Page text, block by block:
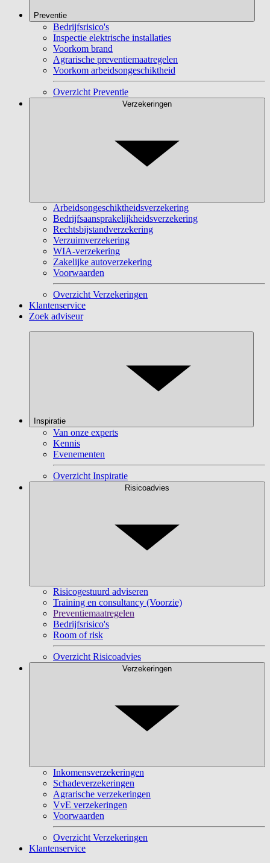
Preventie
Bedrijfsrisico's
Inspectie elektrische installaties
Voorkom brand
Agrarische preventiemaatregelen
Voorkom arbeidsongeschiktheid
Overzicht Preventie
Verzekeringen
Arbeidsongeschiktheidsverzekering
Bedrijfsaansprakelijkheidsverzekering
Rechtsbijstandverzekering
Verzuimverzekering
WIA-verzekering
Zakelijke autoverzekering
Voorwaarden
Overzicht Verzekeringen
Klantenservice
Zoek adviseur
Inspiratie
Van onze experts
Kennis
Evenementen
Overzicht Inspiratie
Risicoadvies
Risicogestuurd adviseren
Training en consultancy (Voorzie)
Preventiemaatregelen
Bedrijfsrisico's
Room of risk
Overzicht Risicoadvies
Verzekeringen
Inkomensverzekeringen
Schadeverzekeringen
Agrarische verzekeringen
VvE verzekeringen
Voorwaarden
Overzicht Verzekeringen
Klantenservice